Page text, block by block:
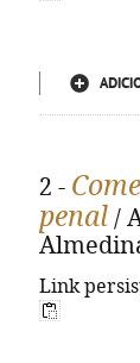
2 -
penal /
Link